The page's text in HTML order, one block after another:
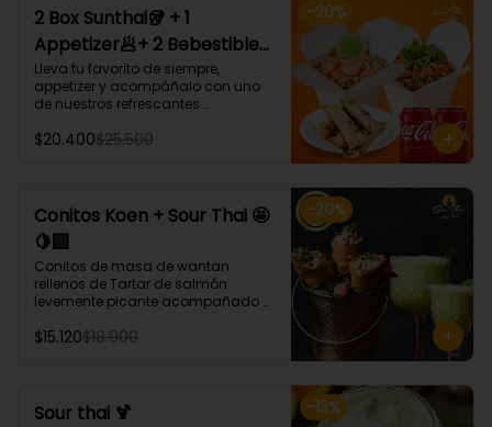
-20%
2 Box Sunthai🥡 + 1
Appetizer🥟+ 2 Bebestible
🥤 (Para 2 personas)
Lleva tu favorito de siempre,
appetizer y acompáñalo con uno
de nuestros refrescantes
¡Puedes armar tu platillo con las
$20.400$25.500
-20%
Conitos Koen + Sour Thai 🤩
🍋‍🟩
Conitos de masa de wantan
rellenos de Tartar de salmón
levemente picante acompañado
Unidades)
$15.120$18.900
-13%
Sour thai 🍹